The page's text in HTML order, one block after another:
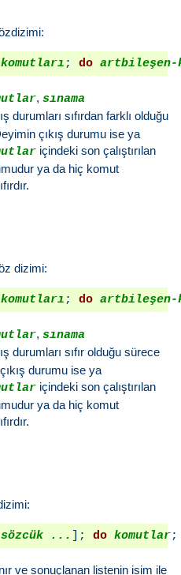
komutları ; do artbileşen-
,sınama
durumları sıfırdan farklı olduğu
çıkış durumu ise ya
içindeki son çalıştırılan
ya da hiç komut
dizimi:
komutları ; do artbileşen-
,sınama
durumları sıfır olduğu sürece
durumu ise ya
içindeki son çalıştırılan
ya da hiç komut
sözcük ... ]; do komutlar
ve sonuçlanan listenin isim ile